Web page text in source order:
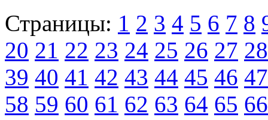
Страницы: 1 2 3 4 5 6 7 8
20 21 22 23 24 25 26 27 28
39 40 41 42 43 44 45 46 47
58 59 60 61 62 63 64 65 66